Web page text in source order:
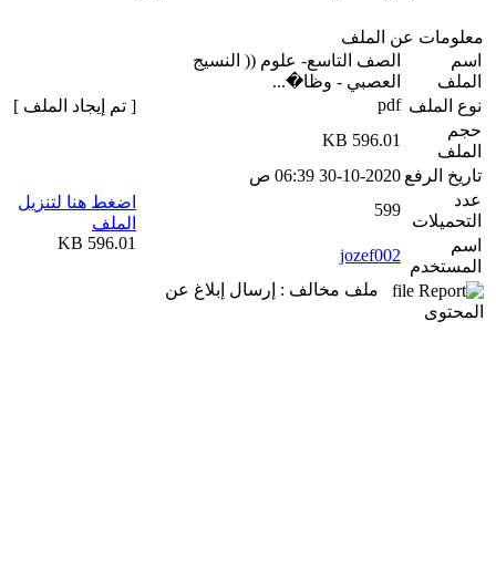
معلومات عن الملف
اسم
الملف
الصف التاسع- علوم (( النسيج
العصبي - وظا�...
نوع الملف pdf
حجم
الملف
596.01 KB
تاريخ الرفع 30-10-2020 06:39 ص
عدد
التحميلات
599
اسم
المستخدم
jozef002
ملف مخالف : إرسال إبلاغ عن
المحتوى
[ تم إيجاد الملف ]
اضغط هنا لتنزيل
الملف
596.01 KB